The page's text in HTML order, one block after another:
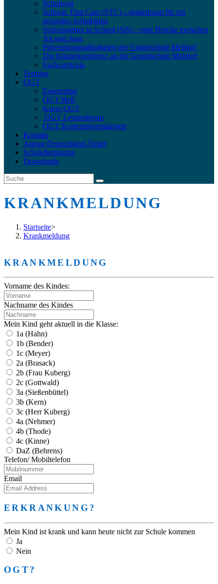
Schulweg
Schools That Care (STC) – gemeinsam für ein
gesundes Schulklima
Seniorpartner in School (SiS) – eine Brücke zwischen
Alt und Jung
Präventionsmaßnahmen der Grundschule Meldorf
Die Kinderkonferenz an der Grundschule Meldorf
Fachcurricula
Termine
OGT
Essensplan
OGT Heft
Kurse OGT
OGT Lernzeitteam
OGT Kosteninformationen
Kontakt
Antrag Deutschland-Ticket
Schulelternbeirat
Downloads
KRANKMELDUNG
Startseite>
Krankmeldung
KRANKMELDUNG
Vorname des Kindes:
Nachname des Kindes
Mein Kind geht aktuell in die Klasse:
1a (Hahn)
1b (Bender)
1c (Meyer)
2a (Brasack)
2b (Frau Kuberg)
2c (Gottwald)
3a (Sießenbüttel)
3b (Kern)
3c (Herr Kuberg)
4a (Nehmer)
4b (Thode)
4c (Kinne)
DaZ (Behrens)
Telefon/ Mobiltelefon
Email
ERKRANKUNG?
Mein Kind ist krank und kann heute nicht zur Schule kommen
Ja
Nein
OGT?